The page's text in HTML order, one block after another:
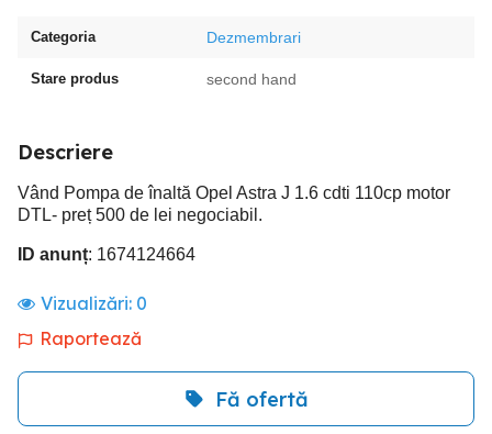
Categoria Dezmembrari
Stare produs second hand
Descriere
Vând Pompa de înaltă Opel Astra J 1.6 cdti 110cp motor
DTL- preț 500 de lei negociabil.
ID anunț: 1674124664
Vizualizări: 0
Raportează
Fă ofertă